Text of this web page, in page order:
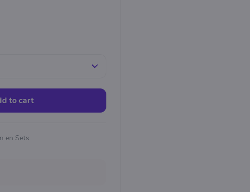
to cart
en Sets